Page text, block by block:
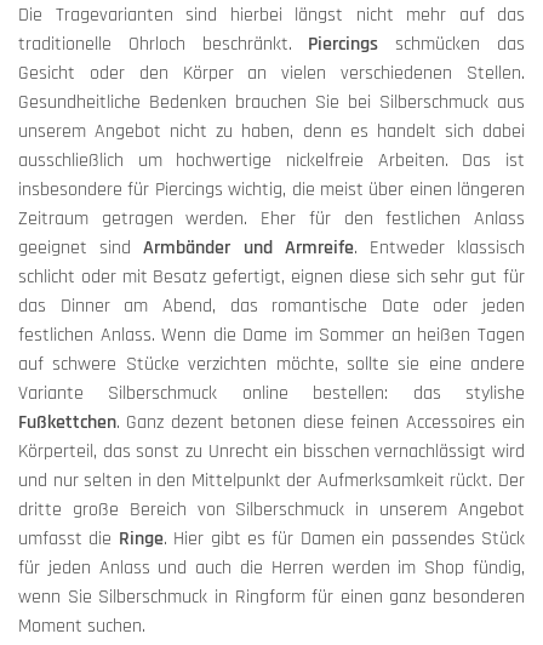
Die Tragevarianten sind hierbei längst nicht mehr auf das
traditionelle Ohrloch beschränkt. Piercings schmücken das
Gesicht oder den Körper an vielen verschiedenen Stellen.
Gesundheitliche Bedenken brauchen Sie bei Silberschmuck aus
unserem Angebot nicht zu haben, denn es handelt sich dabei
ausschließlich um hochwertige nickelfreie Arbeiten. Das ist
insbesondere für Piercings wichtig, die meist über einen längeren
Zeitraum getragen werden. Eher für den festlichen Anlass
geeignet sindArmbänder und Armreife. Entweder klassisch
schlicht oder mit Besatz gefertigt, eignen diese sich sehr gut für
das Dinner am Abend, das romantische Date oder jeden
festlichen Anlass. Wenn die Dame im Sommer an heißen Tagen
auf schwere Stücke verzichten möchte, sollte sie eine andere
Variante Silberschmuck online bestellen: das stylishe
Fußkettchen. Ganz dezent betonen diese feinen Accessoires ein
Körperteil, das sonst zu Unrecht ein bisschen vernachlässigt wird
und nur selten in den Mittelpunkt der Aufmerksamkeit rückt. Der
dritte große Bereich von Silberschmuck in unserem Angebot
umfasst die Ringe. Hier gibt es für Damen ein passendes Stück
für jeden Anlass und auch die Herren werden im Shop fündig,
wenn Sie Silberschmuck in Ringform für einen ganz besonderen
Moment suchen.